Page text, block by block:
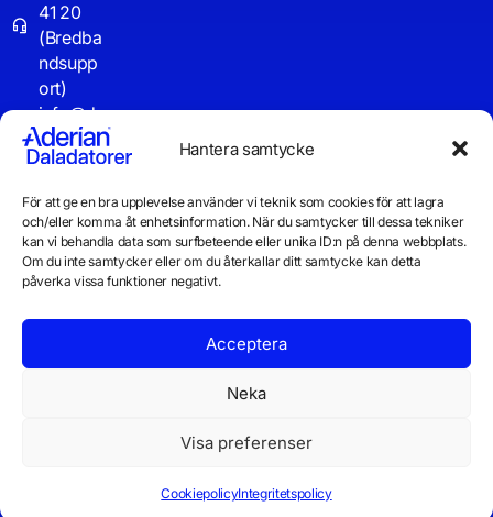
Hantera samtycke
För att ge en bra upplevelse använder vi teknik som cookies för att lagra
och/eller komma åt enhetsinformation. När du samtycker till dessa tekniker
kan vi behandla data som surfbeteende eller unika ID:n på denna webbplats.
Om du inte samtycker eller om du återkallar ditt samtycke kan detta
påverka vissa funktioner negativt.
Acceptera
Neka
Visa preferenser
CookiepolicyIntegritetspolicy
41 20
(Bredba
ndsupp
ort)
info@d
aladator
er.se
Driftinf
o
© 2026 Daladatorer AB
Cookiepolicy